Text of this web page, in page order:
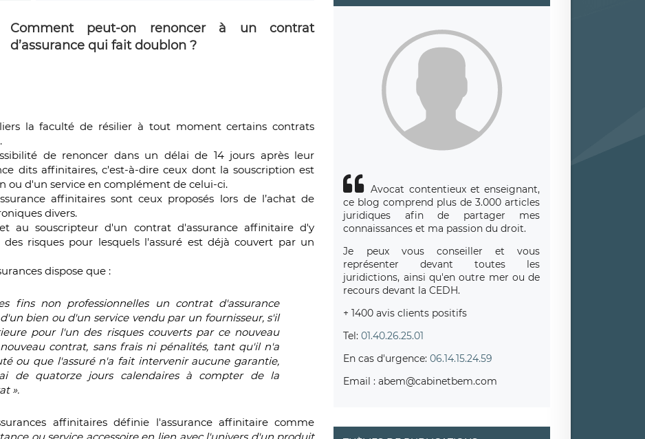
Comment peut-on renoncer à un contrat
d’assurance qui fait doublon ?
la faculté de résilier à tout moment certains contrats
de renoncer dans un délai de 14 jours après leur
dits affinitaires, c'est-à-dire ceux dont la souscription est
ou d'un service en complément de celui-ci.
affinitaires sont ceux proposés lors de l’achat de
divers.
au souscripteur d'un contrat d'assurance affinitaire d'y
risques pour lesquels l'assuré est déjà couvert par un
dispose que :
fins non professionnelles un contrat d'assurance
bien ou d'un service vendu par un fournisseur, s'il
pour l'un des risques couverts par ce nouveau
contrat, sans frais ni pénalités, tant qu'il n'a
ou que l'assuré n'a fait intervenir aucune garantie,
de quatorze jours calendaires à compter de la
».
affinitaires définie l'assurance affinitaire comme
Avocat contentieux et enseignant,
ce blog comprend plus de 3.000 articles
juridiques afin de partager mes
connaissances et ma passion du droit.
Je peux vous conseiller et vous
représenter devant toutes les
juridictions, ainsi qu'en outre mer ou de
recours devant la CEDH.
+ 1400 avis clients positifs
Tel:01.40.26.25.01
En cas d'urgence:06.14.15.24.59
Email : abem@cabinetbem.com